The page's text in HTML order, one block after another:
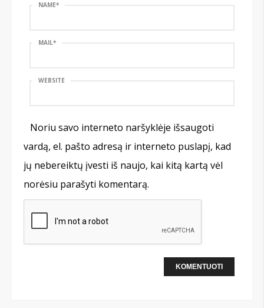
NAME*
MAIL*
WEBSITE
Noriu savo interneto naršyklėje išsaugoti
vardą, el. pašto adresą ir interneto puslapį, kad
jų nebereiktų įvesti iš naujo, kai kitą kartą vėl
norėsiu parašyti komentarą.